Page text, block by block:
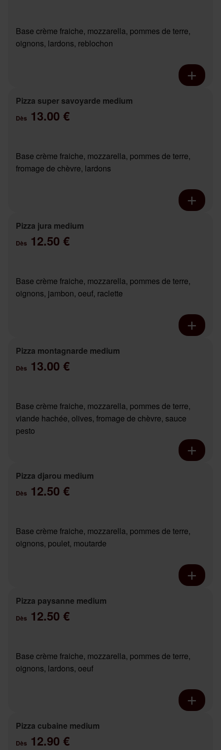
Base crème fraiche, mozzarella, pommes de terre,
oignons, lardons, reblochon
Pizza super savoyarde medium
Dès 13.00 €
Base crème fraiche, mozzarella, pommes de terre,
fromage de chèvre, lardons
Pizza jura medium
Dès 12.50 €
Base crème fraiche, mozzarella, pommes de terre,
oignons, jambon, oeuf, raclette
Pizza montagnarde medium
Dès 13.00 €
Base crème fraiche, mozzarella, pommes de terre,
viande hachée, olives, fromage de chèvre, sauce
pesto
Pizza djarou medium
Dès 12.50 €
Base crème fraiche, mozzarella, pommes de terre,
oignons, poulet, moutarde
Pizza paysanne medium
Dès 12.50 €
Base crème fraiche, mozzarella, pommes de terre,
oignons, lardons, oeuf
Pizza cubaine medium
Dès 12.90 €